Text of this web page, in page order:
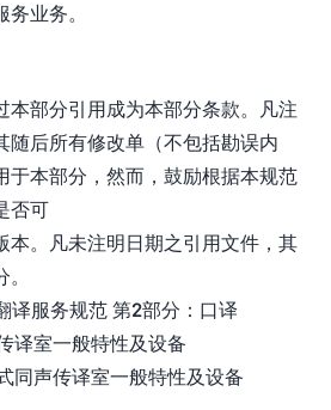
业务。
本部分引用成为本部分条款。凡注
随后所有修改单（不包括勘误内
于本部分，然而，鼓励根据本规范
否可
本。凡未注明日期之引用文件，其
译服务规范 第2部分：口译
译室一般特性及设备
同声传译室一般特性及设备